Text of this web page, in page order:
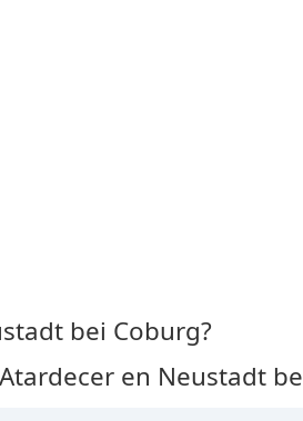
bei Coburg?
en Neustadt